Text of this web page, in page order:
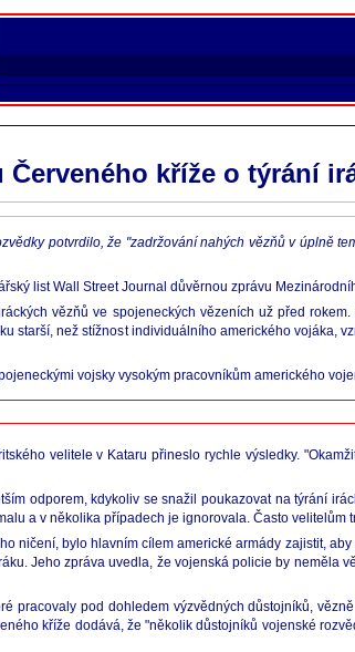
kříže o týrání
potvrdilo, že "zadržování nahých vězňů v úplně
list Wall Street Journal důvěrnou zprávu
vězňů ve spojeneckých vězeních už před
starší, než stížnost individuálního amerického vojáka,
vojsky vysokým pracovníkům amerického
velitele v Kataru přineslo rychle výsledky.
odporem, kdykoliv se snažil poukazovat na týrání
a v několika případech je ignorovala. Často
ničení, bylo hlavním cílem americké armády zajistit,
Jeho zpráva uvedla, že vojenská policie by neměla
pracovaly pod dohledem výzvědných důstojníků,
kříže dodává, že "několik důstojníků vojenské